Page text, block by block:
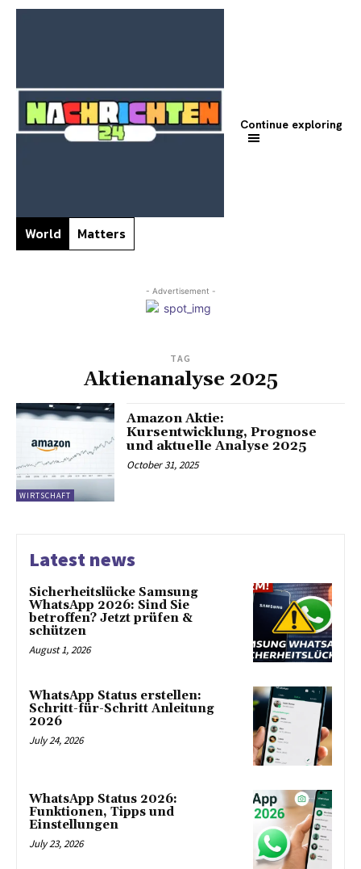
World Matters
Continue exploring
- Advertisement -
TAG
Aktienanalyse 2025
WIRTSCHAFT
Amazon Aktie:
Kursentwicklung, Prognose
und aktuelle Analyse 2025
October 31, 2025
Latest news
Sicherheitslücke Samsung
WhatsApp 2026: Sind Sie
betroffen? Jetzt prüfen &
schützen
August 1, 2026
WhatsApp Status erstellen:
Schritt-für-Schritt Anleitung
2026
July 24, 2026
WhatsApp Status 2026:
Funktionen, Tipps und
Einstellungen
July 23, 2026